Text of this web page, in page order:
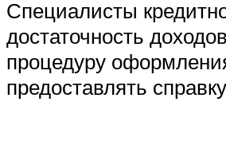
Специалисты
достаточность
процедуру
предоставлять